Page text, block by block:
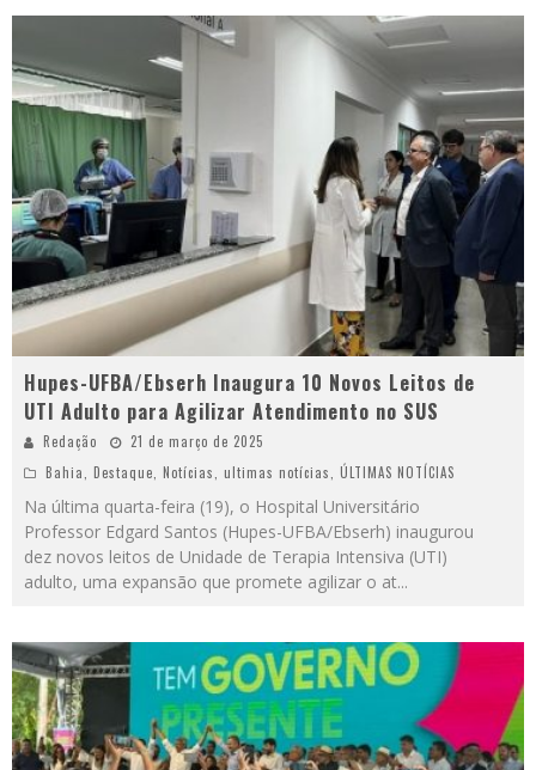
Hupes-UFBA/Ebserh Inaugura 10 Novos Leitos de
UTI Adulto para Agilizar Atendimento no SUS
Redação
21 de março de 2025
Bahia, Destaque, Notícias, ultimas notícias, ÚLTIMAS NOTÍCIAS
Na última quarta-feira (19), o Hospital Universitário
Professor Edgard Santos (Hupes-UFBA/Ebserh) inaugurou
dez novos leitos de Unidade de Terapia Intensiva (UTI)
adulto, uma expansão que promete agilizar o at...